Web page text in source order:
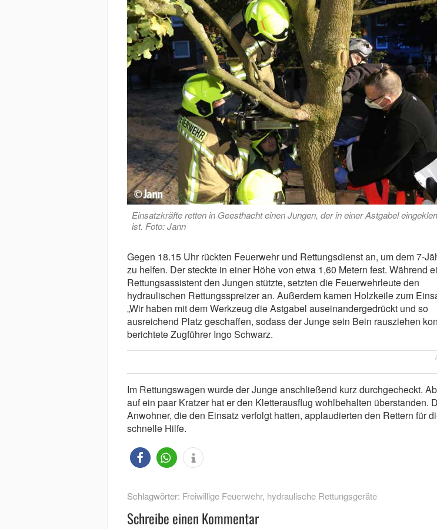
Einsatzkräfte retten in Geesthacht einen Jungen, der in einer Astgabel
ist. Foto: Jann
Gegen 18.15 Uhr rückten Feuerwehr und Rettungsdienst an, um dem 7-
zu helfen. Der steckte in einer Höhe von etwa 1,60 Metern fest. Während
Rettungsassistent den Jungen stützte, setzten die Feuerwehrleute den
hydraulischen Rettungsspreizer an. Außerdem kamen Holzkeile zum
„Wir haben mit dem Werkzeug die Astgabel auseinandergedrückt und so
ausreichend Platz geschaffen, sodass der Junge sein Bein rausziehen
berichtete Zugführer Ingo Schwarz.
Im Rettungswagen wurde der Junge anschließend kurz durchgecheckt.
auf ein paar Kratzer hat er den Kletterausflug wohlbehalten überstanden.
Anwohner, die den Einsatz verfolgt hatten, applaudierten den Rettern für
schnelle Hilfe.
Schlagwörter: Freiwillige Feuerwehr, hydraulische Rettungsgeräte
Schreibe einen Kommentar